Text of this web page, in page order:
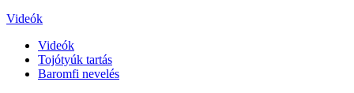
Videók
Videók
Tojótyúk tartás
Baromfi nevelés